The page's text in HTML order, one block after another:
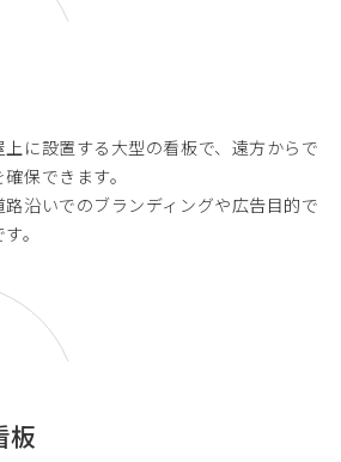
上に設置する大型の看板で、遠方からで
保できます。
沿いでのブランディングや広告目的で
。
板